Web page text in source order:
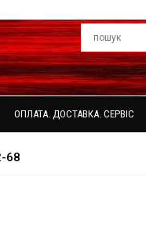
ОПЛАТА. ДОСТАВКА. СЕРВІС
68